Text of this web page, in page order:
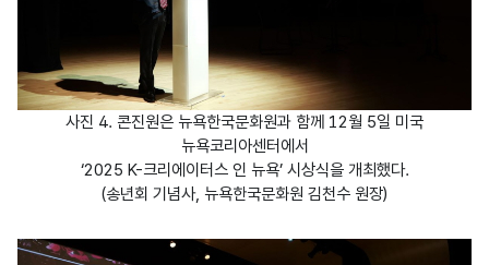
사진 4. 콘진원은 뉴욕한국문화원과 함께 12월 5일 미국
뉴욕코리아센터에서
‘2025 K-크리에이터스 인 뉴욕’ 시상식을 개최했다.
(송년회 기념사, 뉴욕한국문화원 김천수 원장)